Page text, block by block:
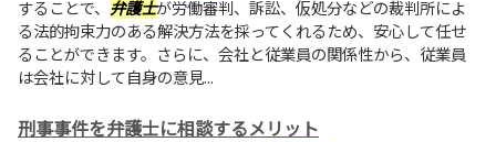
することで、 弁護士が労働審判、訴訟、仮処分などの裁判所によ
る法的拘束力のある解決方法を採ってくれるため、安心して任せ
ることができます。さらに、会社と従業員の関係性から、従業員
は会社に対して自身の意見...
刑事事件を弁護士に相談するメリット